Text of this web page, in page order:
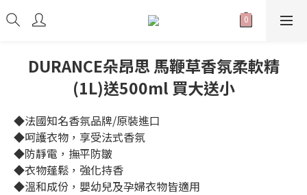
DURANCE朵昂思 馬鞭草香氛柔軟精
(1L)送500ml 買大送小
◆法國知名香氛品牌/原裝進口
◆呵護衣物，享受法式香氛
◆防靜電，撫平防皺
◆衣物蓬鬆，強化持香
◆溫和成份，嬰幼兒及孕婦衣物皆適用